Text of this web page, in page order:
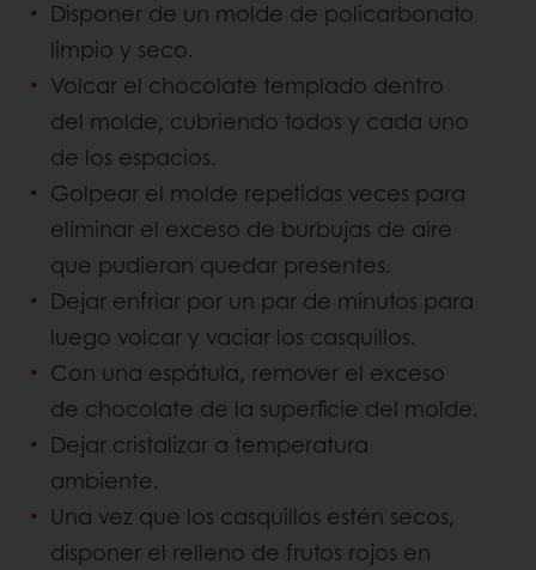
Disponer de un molde de policarbonato
limpio y seco.
Volcar el chocolate templado dentro
del molde, cubriendo todos y cada uno
de los espacios.
Golpear el molde repetidas veces para
eliminar el exceso de burbujas de aire
que pudieran quedar presentes.
Dejar enfriar por un par de minutos para
luego volcar y vaciar los casquillos.
Con una espátula, remover el exceso
de chocolate de la superficie del molde.
Dejar cristalizar a temperatura
ambiente.
Una vez que los casquillos estén secos,
disponer el relleno de frutos rojos en